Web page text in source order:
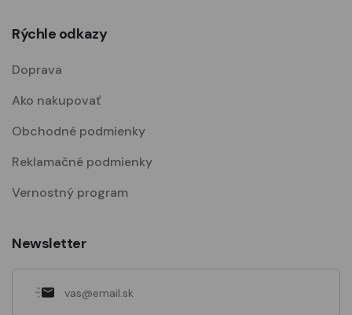
Rýchle odkazy
Doprava
Ako nakupovať
Obchodné podmienky
Reklamačné podmienky
Vernostný program
Newsletter